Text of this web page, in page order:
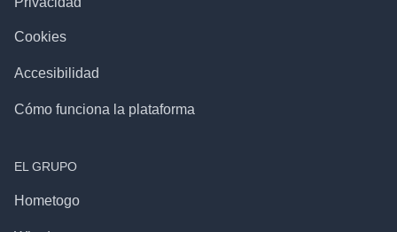
Cookies
Accesibilidad
Cómo funciona la plataforma
EL GRUPO
Hometogo